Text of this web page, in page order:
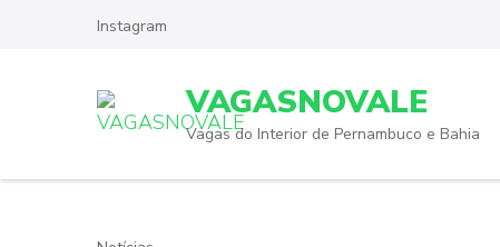
Instagram
VAGASNOVALE
Vagas do Interior de Pernambuco e Bahia